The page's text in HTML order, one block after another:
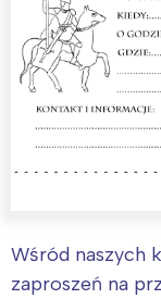
Wśród naszych
zaproszeń na